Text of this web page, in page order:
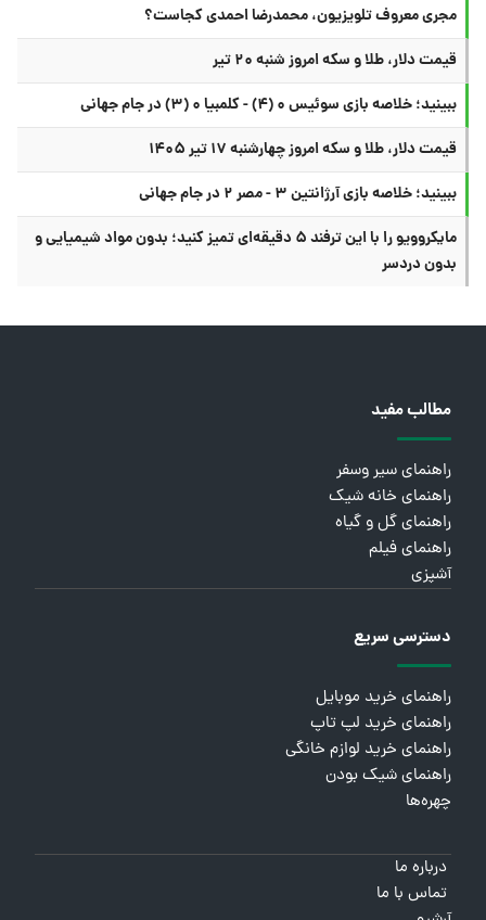
مجری معروف تلویزیون، محمدرضا احمدی کجاست؟
قیمت دلار، طلا و سکه امروز شنبه ۲۰ تیر
ببینید؛ خلاصه بازی سوئیس ۰ (۴) - کلمبیا ۰ (۳) در جام جهانی
قیمت دلار، طلا و سکه امروز چهارشنبه ۱۷ تیر ۱۴۰۵
ببینید؛ خلاصه بازی آرژانتین ۳ - مصر ۲ در جام جهانی
مایکروویو را با این ترفند ۵ دقیقه‌ای تمیز کنید؛ بدون مواد شیمیایی و
بدون دردسر
مطالب مفید
راهنمای سیر وسفر
راهنمای خانه شیک
راهنمای گل و گیاه
راهنمای فیلم
آشپزی
دسترسی سریع
راهنمای خرید موبایل
راهنمای خرید لپ تاپ
راهنمای خرید لوازم خانگی
راهنمای شیک بودن
چهره‌ها
درباره ما
تماس با ما